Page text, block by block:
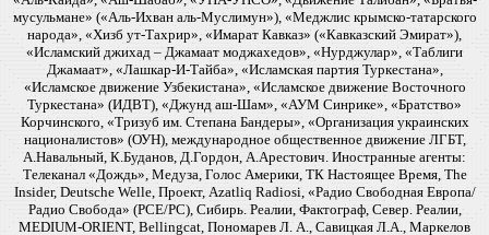
мусульмане» («Аль-Ихван аль-Муслимун»), «Меджлис крымско-татарского
народа», «Хизб ут-Тахрир», «Имарат Кавказ» («Кавказский Эмират»),
«Исламский джихад – Джамаат моджахедов», «Нурджулар», «Таблиги
Джамаат», «Лашкар-И-Тайба», «Исламская партия Туркестана»,
«Исламское движение Узбекистана», «Исламское движение Восточного
Туркестана» (ИДВТ), «Джунд аш-Шам», «АУМ Синрике», «Братство»
Корчинского, «Тризуб им. Степана Бандеры», «Организация украинских
националистов» (ОУН), международное общественное движение ЛГБТ,
А.Навальный, К.Буданов, Д.Гордон, А.Арестович. Иностранные агенты:
Телеканал «Дождь», Медуза, Голос Америки, ТК Настоящее Время, The
Insider, Deutsche Welle, Проект, Azatliq Radiosi, «Радио Свободная Европа/
Радио Свобода» (PCE/PC), Сибирь. Реалии, Фактограф, Север. Реалии,
MEDIUM-ORIENT, Bellingcat, Пономарев Л. А., Савицкая Л.А., Маркелов